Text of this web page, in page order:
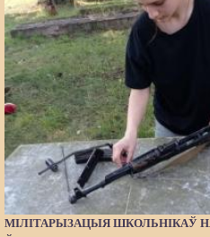
МІЛІТАРЫЗАЦЫЯ ШКОЛЬНІКАЎ